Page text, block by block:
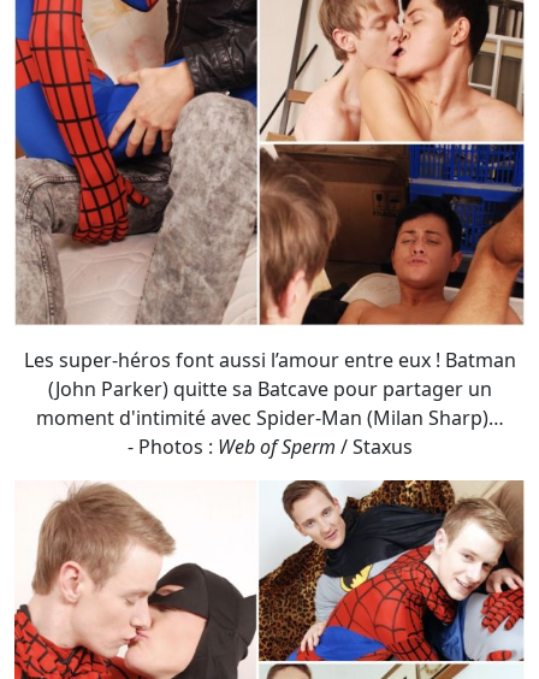
Les super-héros font aussi l’amour entre eux ! Batman
(John Parker) quitte sa Batcave pour partager un
moment d'intimité avec Spider-Man (Milan Sharp)…
- Photos :Web of Sperm/ Staxus